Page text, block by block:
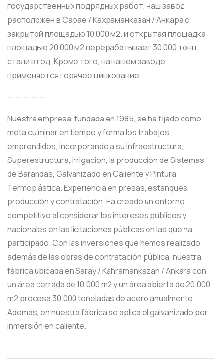
государственных подрядных работ, наш завод
расположен в Сарае / Кахраманказан / Анкара с
закрытой площадью 10 000 м2. и открытая площадка
площадью 20 000 м2 перерабатывает 30 000 тонн
стали в год. Кроме того, на нашем заводе
применяется горячее цинкование.
— — — — —
Nuestra empresa, fundada en 1985, se ha fijado como
meta culminar en tiempo y forma los trabajos
emprendidos, incorporando a su Infraestructura,
Superestructura, Irrigación, la producción de Sistemas
de Barandas, Galvanizado en Caliente y Pintura
Termoplástica. Experiencia en presas, estanques,
producción y contratación. Ha creado un entorno
competitivo al considerar los intereses públicos y
nacionales en las licitaciones públicas en las que ha
participado. Con las inversiones que hemos realizado
además de las obras de contratación pública, nuestra
fábrica ubicada en Saray / Kahramankazan / Ankara con
un área cerrada de 10.000 m2 y un área abierta de 20.000
m2 procesa 30.000 toneladas de acero anualmente.
Además, en nuestra fábrica se aplica el galvanizado por
inmersión en caliente.